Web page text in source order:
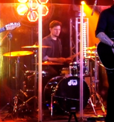
z Mazowsza 12
Utworzono: 18 czerwiec 2023
W tym
o
nowych